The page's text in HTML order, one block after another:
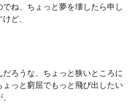
でね、ちょっと夢を壊したら申し
ど、
ろうな、ちょっと狭いところに
っと窮屈でもっと飛び出したい